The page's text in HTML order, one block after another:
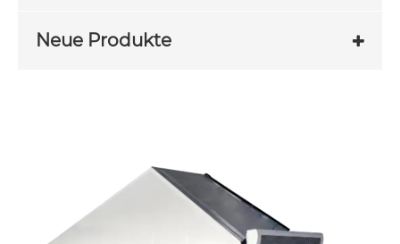
Neue Produkte